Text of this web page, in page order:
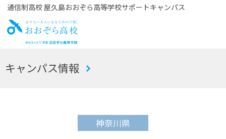
通信制高校 屋久島おおぞら高等学校サポートキャンパス
お
キャンパス情報
神奈川県